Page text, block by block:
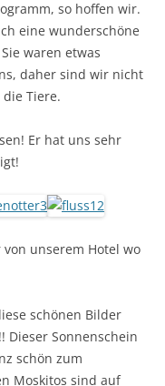
so hoffen wir.
eine wunderschöne
waren etwas
daher sind wir nicht
Tiere.
Er hat uns sehr
unserem Hotel wo
schönen Bilder
Dieser Sonnenschein
schön zum
Moskitos sind auf